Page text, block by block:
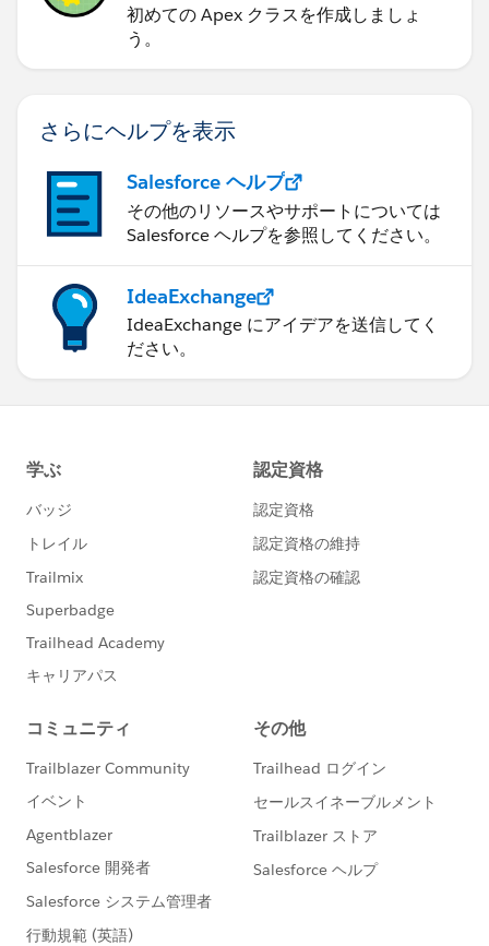
初めての Apex クラスを作成しましょ
う。
さらにヘルプを表示
Salesforce ヘルプ
その他のリソースやサポートについては
Salesforce ヘルプを参照してください。
IdeaExchange
IdeaExchange にアイデアを送信してく
ださい。